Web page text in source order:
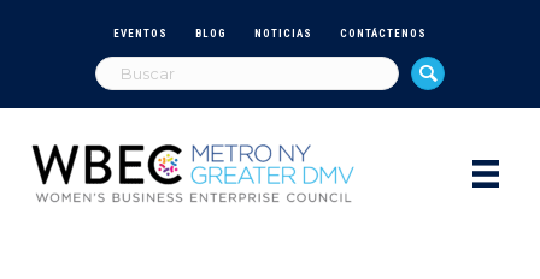
EVENTOS BLOG NOTICIAS CONTÁCTENOS